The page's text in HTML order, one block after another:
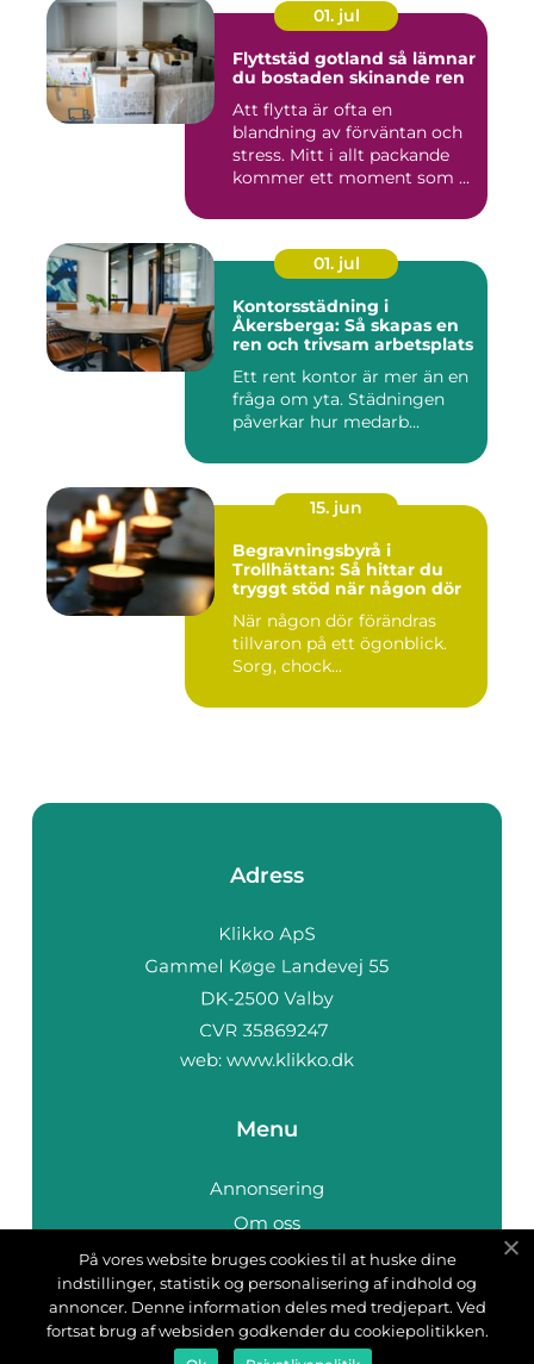
01. jul
Flyttstäd gotland så lämnar
du bostaden skinande ren
Att flytta är ofta en
blandning av förväntan och
stress. Mitt i allt packande
kommer ett moment som ...
01. jul
Kontorsstädning i
Åkersberga: Så skapas en
ren och trivsam arbetsplats
Ett rent kontor är mer än en
fråga om yta. Städningen
påverkar hur medarb...
15. jun
Begravningsbyrå i
Trollhättan: Så hittar du
tryggt stöd när någon dör
När någon dör förändras
tillvaron på ett ögonblick.
Sorg, chock...
Adress
web: www.klikko.dk
Menu
Annonsering
Om oss
Cookies
Kontakta oss
Sitemap
På vores website bruges cookies til at huske dine
indstillinger, statistik og personalisering af indhold og
annoncer. Denne information deles med tredjepart. Ved
fortsat brug af websiden godkender du cookiepolitikken.